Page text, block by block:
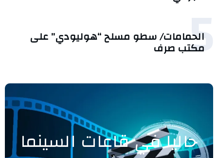
5
الحمامات/ سطو مسلح “هوليودي” على
مكتب صرف
حاليا في قاعات السينما